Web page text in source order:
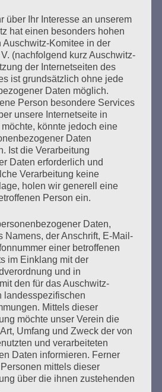
WINKEL – Arme und
Menschen im
2023
wurden Tausende
Armut leidender Menschen mit
„asozial“ verfolgt,
Gefängnisse,
eingewiesen. Erst
den Bundestag als NS-Opfer
mehr ...
über Ihr Interesse an unserem
hat einen besonders hohen
Auschwitz-Komitee in der
(nachfolgend kurz Auschwitz-
der Internetseiten des
ist grundsätzlich ohne jede
Daten möglich.
Person besondere Services
unsere Internetseite in
könnte jedoch eine
Daten
Ist die Verarbeitung
Daten erforderlich und
Verarbeitung keine
holen wir generell eine
Person ein.
Daten,
Namens, der Anschrift, E-Mail-
einer betroffenen
im Einklang mit der
und in
den für das Auschwitz-
landesspezifischen
Mittels dieser
möchte unser Verein die
Umfang und Zweck der von
und verarbeiteten
Daten informieren. Ferner
mittels dieser
über die ihnen zustehenden